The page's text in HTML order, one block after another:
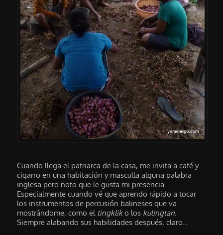
Cuando llega el patriarca de la casa, me invita a café y
cigarro en una habitación y masculla alguna palabra
inglesa pero noto que le gusta mi presencia.
Especialmente cuando vé que aprendo rápido a tocar
los instrumentos de percusión balineses que va
mostrándome, como el tingkliko los kulingtan.
Siempre alabando sus habilidades después, claro…